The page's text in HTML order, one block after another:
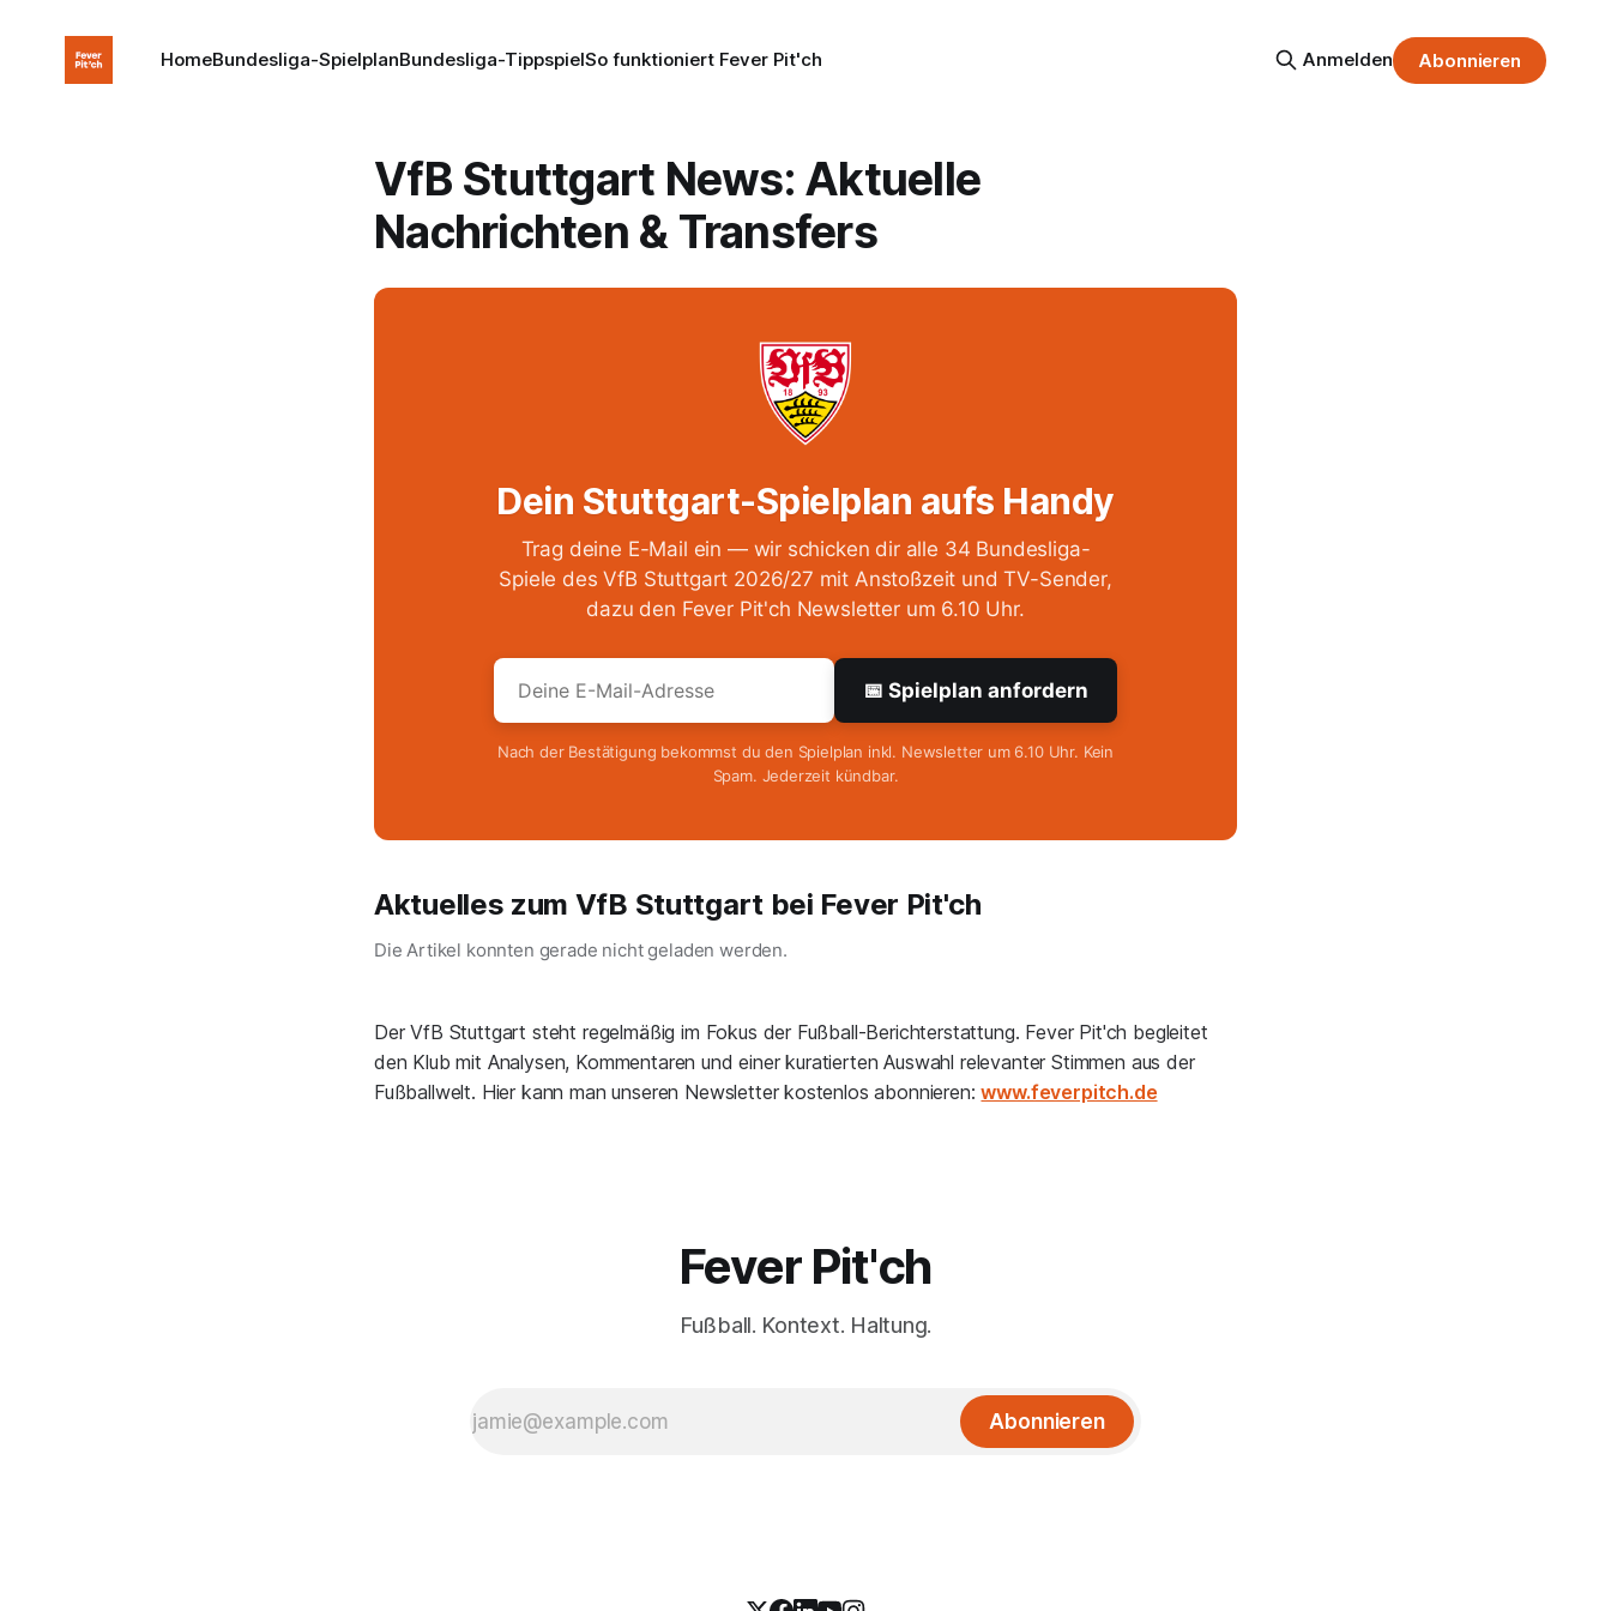
HomeBundesliga-SpielplanBundesliga-TippspielSo funktioniert Fever Pit'ch Anmelden Abonnieren
VfB Stuttgart News: Aktuelle
Nachrichten & Transfers
Dein Stuttgart-Spielplan aufs Handy
Trag deine E-Mail ein — wir schicken dir alle 34 Bundesliga-
Spiele des VfB Stuttgart 2026/27 mit Anstoßzeit und TV-Sender,
dazu den Fever Pit'ch Newsletter um 6.10 Uhr.
📅 Spielplan anfordern
Nach der Bestätigung bekommst du den Spielplan inkl. Newsletter um 6.10 Uhr. Kein
Spam. Jederzeit kündbar.
Aktuelles zum VfB Stuttgart bei Fever Pit'ch
Die Artikel konnten gerade nicht geladen werden.
Der VfB Stuttgart steht regelmäßig im Fokus der Fußball-Berichterstattung. Fever Pit'ch begleitet
den Klub mit Analysen, Kommentaren und einer kuratierten Auswahl relevanter Stimmen aus der
Fußballwelt. Hier kann man unseren Newsletter kostenlos abonnieren:www.feverpitch.de
Fever Pit'ch
Fußball. Kontext. Haltung.
Abonnieren